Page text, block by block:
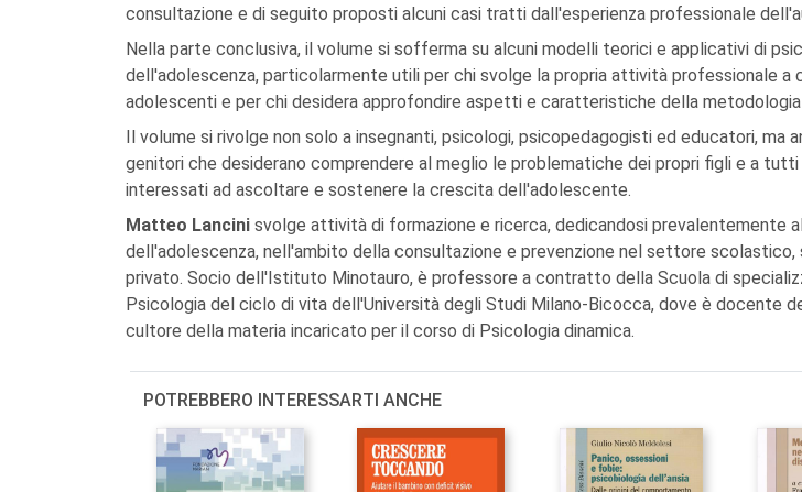
consultazione e di seguito proposti alcuni casi tratti dall'esperienza professionale
Nella parte conclusiva, il volume si sofferma su alcuni modelli teorici e applicativi di
dell'adolescenza, particolarmente utili per chi svolge la propria attività professionale a
adolescenti e per chi desidera approfondire aspetti e caratteristiche della
Il volume si rivolge non solo a insegnanti, psicologi, psicopedagogisti ed educatori, ma
genitori che desiderano comprendere al meglio le problematiche dei propri figli e a
interessati ad ascoltare e sostenere la crescita dell'adolescente.
Matteo Lancini svolge attività di formazione e ricerca, dedicandosi prevalentemente
dell'adolescenza, nell'ambito della consultazione e prevenzione nel settore scolastico,
privato. Socio dell'Istituto Minotauro, è professore a contratto della Scuola di
Psicologia del ciclo di vita dell'Università degli Studi Milano-Bicocca, dove è docente
cultore della materia incaricato per il corso di Psicologia dinamica.
POTREBBERO INTERESSARTI ANCHE